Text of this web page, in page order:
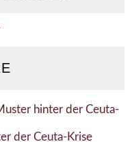
hinter der Ceuta-
der Ceuta-Krise